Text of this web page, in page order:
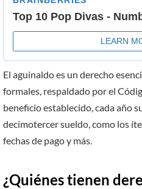
El aguinaldo es un derecho
formales, respaldado por el
beneficio establecido, cada año
decimotercer sueldo, como los
fechas de pago y más.
¿Quiénes tienen